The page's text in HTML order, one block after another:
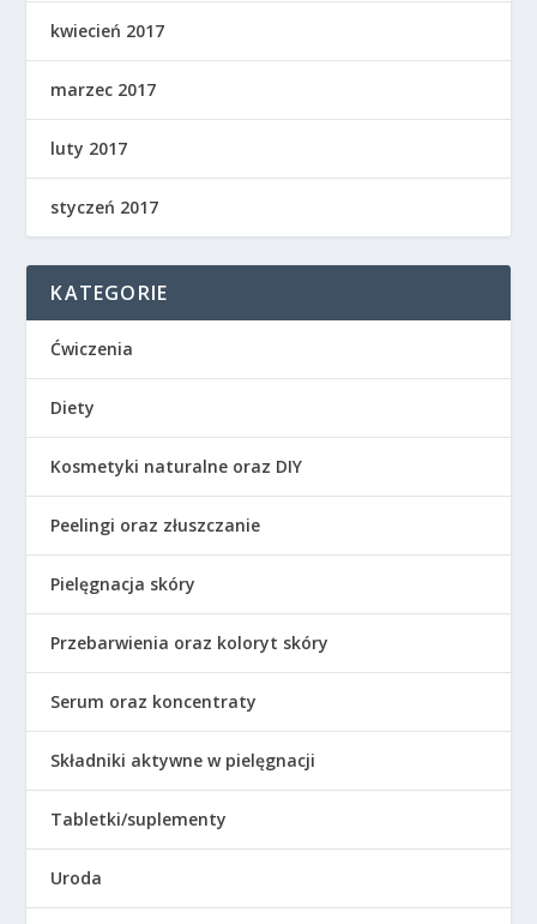
kwiecień 2017
marzec 2017
luty 2017
styczeń 2017
KATEGORIE
Ćwiczenia
Diety
Kosmetyki naturalne oraz DIY
Peelingi oraz złuszczanie
Pielęgnacja skóry
Przebarwienia oraz koloryt skóry
Serum oraz koncentraty
Składniki aktywne w pielęgnacji
Tabletki/suplementy
Uroda